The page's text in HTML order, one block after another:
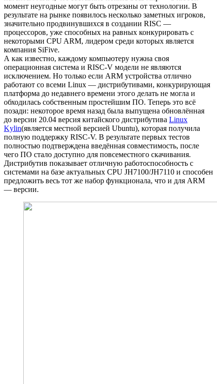
момент неугодные могут быть отрезаны от технологии. В
результате на рынке появилось несколько заметных игроков,
значительно продвинувшихся в создании RISC —
процессоров, уже способных на равных конкурировать с
некоторыми CPU ARM, лидером среди которых является
компания SiFive.
А как известно, каждому компьютеру нужна своя
операционная система и RISC-V модели не являются
исключением. Но только если ARM устройства отлично
работают со всеми Linux — дистрибутивами, конкурирующая
платформа до недавнего времени этого делать не могла и
обходилась собственным простейшим ПО. Теперь это всё
позади: некоторое время назад была выпущена обновлённая
до версии 20.04 версия китайского дистрибутива Linux
Kylin(является местной версией Ubuntu), которая получила
полную поддержку RISC-V. В результате первых тестов
полностью подтверждена введённая совместимость, после
чего ПО стало доступно для повсеместного скачивания.
Дистрибутив показывает отличную работоспособность с
системами на базе актуальных CPU JH7100/JH7110 и способен
предложить весь тот же набор функционала, что и для ARM
— версии.